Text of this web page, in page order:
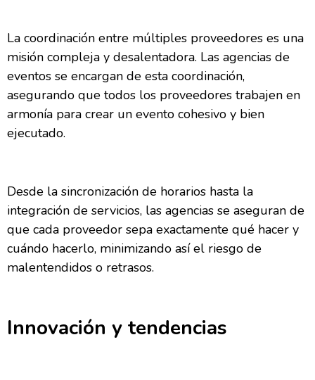
La coordinación entre múltiples proveedores es una
misión compleja y desalentadora. Las agencias de
eventos se encargan de esta coordinación,
asegurando que todos los proveedores trabajen en
armonía para crear un evento cohesivo y bien
ejecutado.
Desde la sincronización de horarios hasta la
integración de servicios, las agencias se aseguran de
que cada proveedor sepa exactamente qué hacer y
cuándo hacerlo, minimizando así el riesgo de
malentendidos o retrasos.
Innovación y tendencias